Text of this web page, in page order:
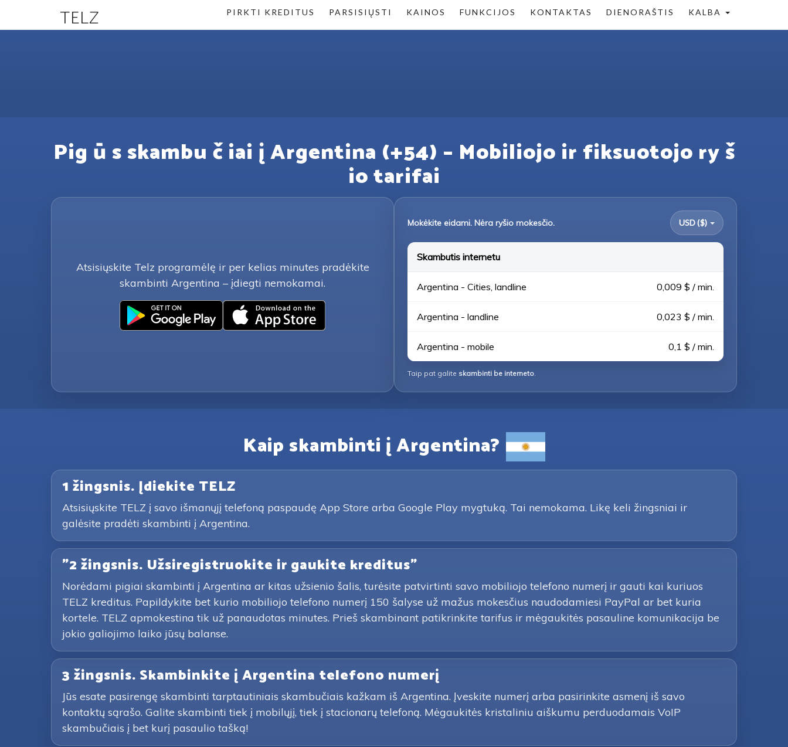
TELZ PIRKTI KREDITUS PARSISIŲSTI KAINOS FUNKCIJOS KONTAKTAS DIENORAŠTIS KALBA
Pig ū s skambu č iai į Argentina (+54) – Mobiliojo ir fiksuotojo ry š
io tarifai
Atsisiųskite Telz programėlę ir per kelias minutes pradėkite
skambinti Argentina – įdiegti nemokamai.
Mokėkite eidami. Nėra ryšio mokesčio. USD ($)
Skambutis internetu
Argentina - Cities, landline 0,009 $ / min.
Argentina - landline 0,023 $ / min.
Argentina - mobile 0,1 $ / min.
Taip pat galite skambinti be interneto.
Kaip skambinti į Argentina?
1 žingsnis. Įdiekite TELZ
Atsisiųskite TELZ į savo išmanųjį telefoną paspaudę App Store arba Google Play mygtuką. Tai nemokama. Likę keli žingsniai ir
galėsite pradėti skambinti į Argentina.
"2 žingsnis. Užsiregistruokite ir gaukite kreditus"
Norėdami pigiai skambinti į Argentina ar kitas užsienio šalis, turėsite patvirtinti savo mobiliojo telefono numerį ir gauti kai kuriuos
TELZ kreditus. Papildykite bet kurio mobiliojo telefono numerį 150 šalyse už mažus mokesčius naudodamiesi PayPal ar bet kuria
kortele. TELZ apmokestina tik už panaudotas minutes. Prieš skambinant patikrinkite tarifus ir mėgaukitės pasauline komunikacija be
jokio galiojimo laiko jūsų balanse.
3 žingsnis. Skambinkite į Argentina telefono numerį
Jūs esate pasirengę skambinti tarptautiniais skambučiais kažkam iš Argentina. Įveskite numerį arba pasirinkite asmenį iš savo
kontaktų sąrašo. Galite skambinti tiek į mobilųjį, tiek į stacionarų telefoną. Mėgaukitės kristaliniu aiškumu perduodamais VoIP
skambučiais į bet kurį pasaulio tašką!